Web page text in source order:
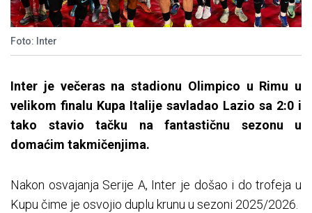
Foto: Inter
Inter je večeras na stadionu Olimpico u Rimu u
velikom finalu Kupa Italije savladao Lazio sa 2:0 i
tako stavio tačku na fantastičnu sezonu u
domaćim takmičenjima.
Nakon osvajanja Serije A, Inter je došao i do trofeja u
Kupu čime je osvojio duplu krunu u sezoni 2025/2026.